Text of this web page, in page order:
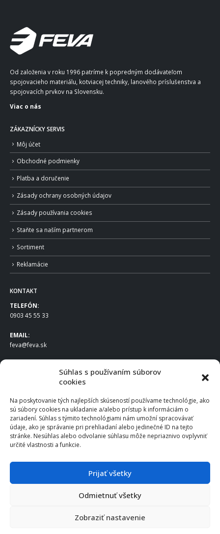
Súhlas s používaním súborov
cookies
Na poskytovanie tých najlepších skúseností používame technológie, ako
sú súbory cookies na ukladanie a/alebo prístup k informáciám o
zariadení. Súhlas s týmito technológiami nám umožní spracovávať
údaje, ako je správanie pri prehliadaní alebo jedinečné ID na tejto
stránke. Nesúhlas alebo odvolanie súhlasu môže nepriaznivo ovplyvniť
určité vlastnosti a funkcie.
Prijať všetky
Odmietnuť všetky
Zobraziť nastavenie
Od založenia v roku 1996 patríme k popredným dodávateľom
spojovacieho materiálu, kotviacej techniky, lanového príslušenstva a
spojovacích prvkov na Slovensku.
Viac o nás
ZÁKAZNÍCKY SERVIS
Môj účet
Obchodné podmienky
Platba a doručenie
Zásady ochrany osobných údajov
Zásady používania cookies
Staňte sa naším partnerom
Sortiment
Reklamácie
KONTAKT
TELEFÓN:
0903 45 55 33
EMAIL:
feva@feva.sk
FEVA Slovakia SK s.r.o.
831 04 Bratislava
IČO: 50922688
DIČ: 2120539388
IČ DPH: SK2120539388
Po – Pia: 8:00 – 16:30